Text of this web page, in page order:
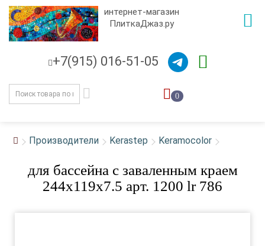
интернет-магазин
ПлиткаДжаз.ру
+7(915) 016-51-05
0
Производители Kerastep Keramocolor
для бассейна с заваленным краем
244x119x7.5 арт. 1200 lr 786